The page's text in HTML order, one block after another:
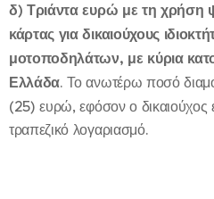
δ) Τριάντα ευρώ με τη χρήση
κάρτας για δικαιούχους
μοτοποδηλάτων, με κύρια
Ελλάδα. Το ανωτέρω ποσό
(25) ευρώ, εφόσον ο δικαιούχος
τραπεζικό λογαριασμό.